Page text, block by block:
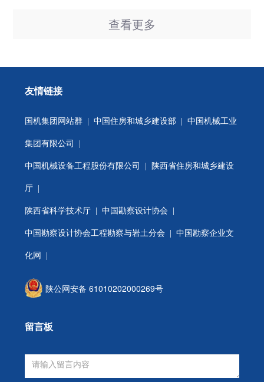
查看更多
友情链接
国机集团网站群 中国住房和城乡建设部 中国机械工业
集团有限公司
中国机械设备工程股份有限公司 陕西省住房和城乡建设
厅
陕西省科学技术厅 |中国勘察设计协会
中国勘察设计协会工程勘察与岩土分会 | 中国勘察企业文
化网 |
陕公网安备 61010202000269号
留言板